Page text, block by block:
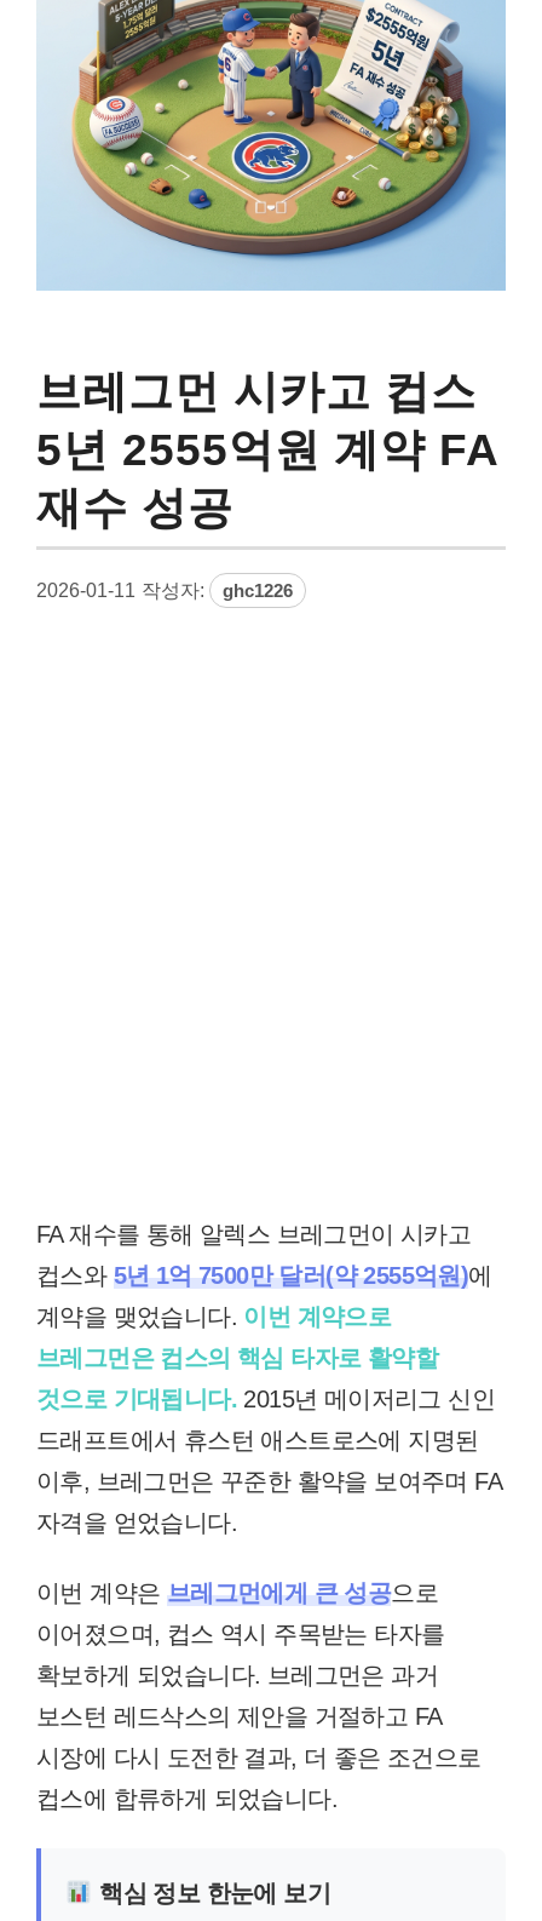
브레그먼 시카고 컵스
5년 2555억원 계약 FA
재수 성공
2026-01-11 작성자: ghc1226
FA 재수를 통해 알렉스 브레그먼이 시카고
컵스와 5년 1억 7500만 달러(약 2555억원)에
계약을 맺었습니다. 이번 계약으로
브레그먼은 컵스의 핵심 타자로 활약할
것으로 기대됩니다. 2015년 메이저리그 신인
드래프트에서 휴스턴 애스트로스에 지명된
이후, 브레그먼은 꾸준한 활약을 보여주며 FA
자격을 얻었습니다.
이번 계약은 브레그먼에게 큰 성공으로
이어졌으며, 컵스 역시 주목받는 타자를
확보하게 되었습니다. 브레그먼은 과거
보스턴 레드삭스의 제안을 거절하고 FA
시장에 다시 도전한 결과, 더 좋은 조건으로
컵스에 합류하게 되었습니다.
핵심 정보 한눈에 보기